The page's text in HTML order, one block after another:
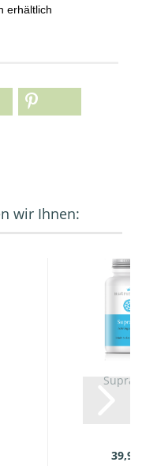
erhältlich
wir Ihnen:
Supra
39,90